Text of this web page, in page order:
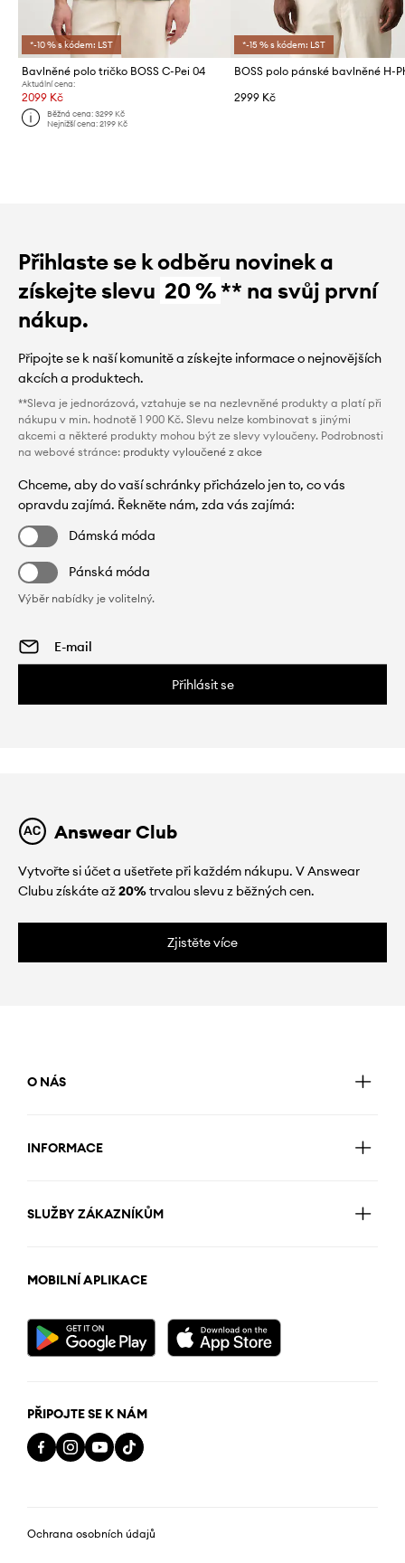
*-10 % s kódem: LST
Bavlněné polo tričko BOSS C-Pei 04
Aktuální cena:
2099 Kč
Běžná cena:3299 Kč
Nejnižší cena:2199 Kč
*-15 % s kódem: LST
2999 Kč
Přihlaste se k odběru novinek a
získejte slevu 20 %** na svůj první
nákup.
Připojte se k naší komunitě a získejte informace o nejnovějších
akcích a produktech.
**Sleva je jednorázová, vztahuje se na nezlevněné produkty a platí při
nákupu v min. hodnotě 1 900 Kč. Slevu nelze kombinovat s jinými
akcemi a některé produkty mohou být ze slevy vyloučeny. Podrobnosti
na webové stránce: produkty vyloučené z akce
Chceme, aby do vaší schránky přicházelo jen to, co vás
opravdu zajímá. Řekněte nám, zda vás zajímá:
Dámská móda
Pánská móda
Výběr nabídky je volitelný.
Přihlásit se
Answear Club
Vytvořte si účet a ušetřete při každém nákupu. V Answear
Clubu získáte až20%trvalou slevu z běžných cen.
Zjistěte více
O NÁS
INFORMACE
SLUŽBY ZÁKAZNÍKŮM
MOBILNÍ APLIKACE
PŘIPOJTE SE K NÁM
Ochrana osobních údajů